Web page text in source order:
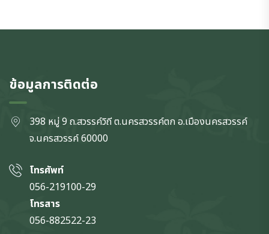
ข้อมูลการติดต่อ
398 หมู่ 9 ถ.สวรรค์วิถี ต.นครสวรรค์ตก อ.เมืองนครสวรรค์
จ.นครสวรรค์60000
โทรศัพท์
056-219100-29
โทรสาร
056-882522-23